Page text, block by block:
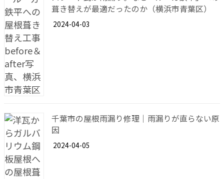
葺き替えが最適だったのか（横浜市青葉区）
2024-04-03
千葉市の屋根雨漏り修理｜雨漏りが直らない原
因
2024-04-05